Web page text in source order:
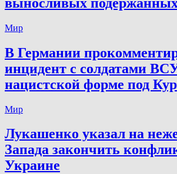
Мир
В Германии
инцидент с солдатами
нацистской форме под
Мир
Лукашенко указал на
Запада закончить
Украине